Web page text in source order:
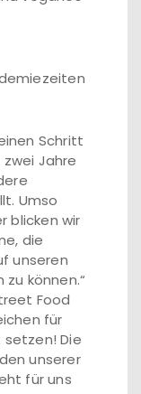
Schritt
Jahre
Umso
blicken wir
die
unseren
können.“
Food
für
setzen! Die
unserer
für uns